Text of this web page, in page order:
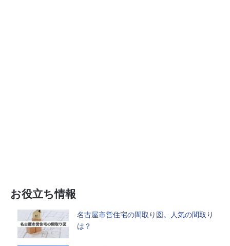
お役立ち情報
名古屋市営住宅の間取り図。人気の間取り
は？